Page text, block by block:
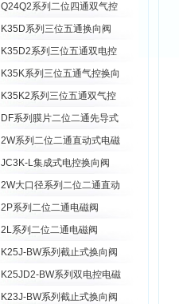
Q24Q2系列二位四通双气控
K35D系列三位五通换向阀
K35D2系列三位五通双电控
K35K系列三位五通气控换向
K35K2系列三位五通双气控
DF系列膜片二位二通先导式
2W系列二位二通直动式电磁
JC3K-L集成式电控换向阀
2W大口径系列二位二通直动
2P系列二位二通电磁阀
2L系列二位二通电磁阀
K25J-BW系列截止式换向阀
K25JD2-BW系列双电控电磁
K23J-BW系列截止式换向阀